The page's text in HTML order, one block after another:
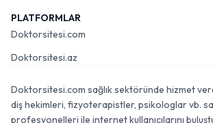
PLATFORMLAR
Doktorsitesi.com
Doktorsitesi.az
Doktorsitesi.com sağlık sektöründe hizmet
diş hekimleri, fizyoterapistler, psikologlar vb.
profesyonelleri ile internet kullanıcılarını